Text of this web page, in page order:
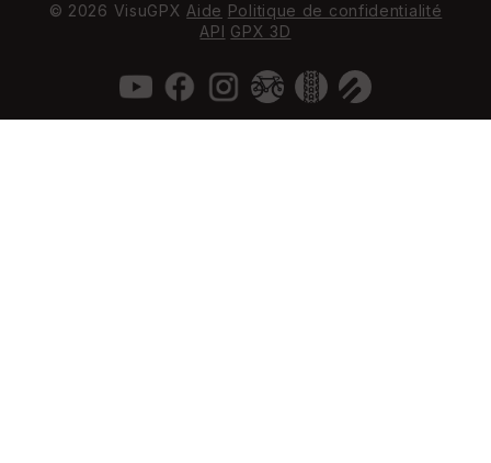
© 2026 VisuGPX Aide Politique de confidentialité
API GPX 3D